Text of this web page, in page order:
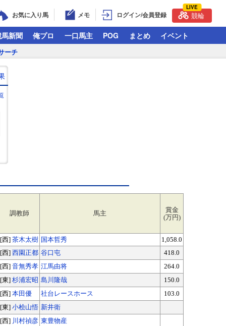
お気に入り馬 メモ ログイン/会員登録
LIVE
競輪
新聞 俺プロ 一口馬主 POG まとめ イベント
ーチ
調教師 馬主
賞金
(万円)
[西] 茶木太樹 国本哲秀
1,058.0
[西] 西園正都 谷口屯
418.0
[西] 音無秀孝 江馬由将
264.0
[東] 杉浦宏昭 島川隆哉
150.0
[西] 本田優 社台レースホース
103.0
[東] 小桧山悟 新井衛
[西] 川村禎彦 東豊物産